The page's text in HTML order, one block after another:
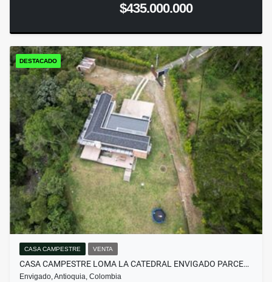
$435.000.000
DESTACADO
CASA CAMPESTRE VENTA
CASA CAMPESTRE LOMA LA CATEDRAL ENVIGADO PARCE…
Envigado, Antioquia, Colombia